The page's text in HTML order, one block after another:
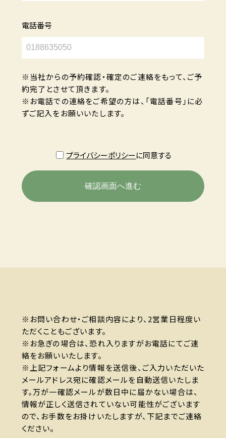
電話番号
※当社からの予約確認・確定のご連絡をもって、ご予
約完了とさせて頂きます。
※お電話での連絡をご希望の方は、「電話番号」に必
ずご記入をお願いいたします。
プライバシーポリシーに同意する
※お問い合わせ・ご相談内容により、2営業日程度い
ただくこともございます。
※お急ぎの場合は、恐れ入りますがお電話にてご連
絡をお願いいたします。
※上記フォームより情報を送信後、ご入力いただいた
メールアドレス宛に確認メールを自動送信いたしま
す。万が一確認メールが数日中に届かない場合は、
情報が正しく送信されていない可能性がございます
ので、お手数をお掛けいたしますが、下記までご連絡
ください。